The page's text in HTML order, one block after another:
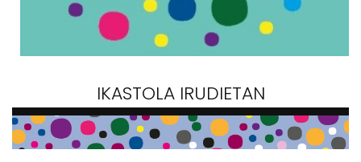
IKASTOLA IRUDIETAN